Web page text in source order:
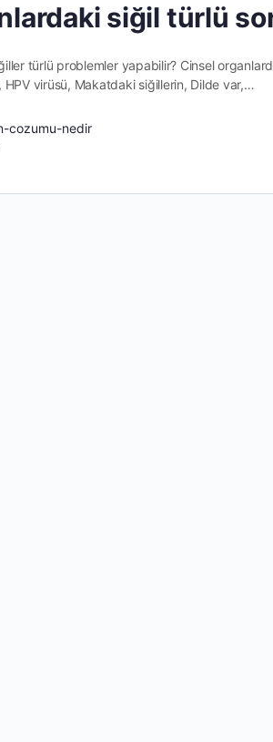
siğil türlü
türlü problemler yapabilir? Cinsel
HPV virüsü, Makatdaki siğillerin, Dilde var,…
cozumu-nedir